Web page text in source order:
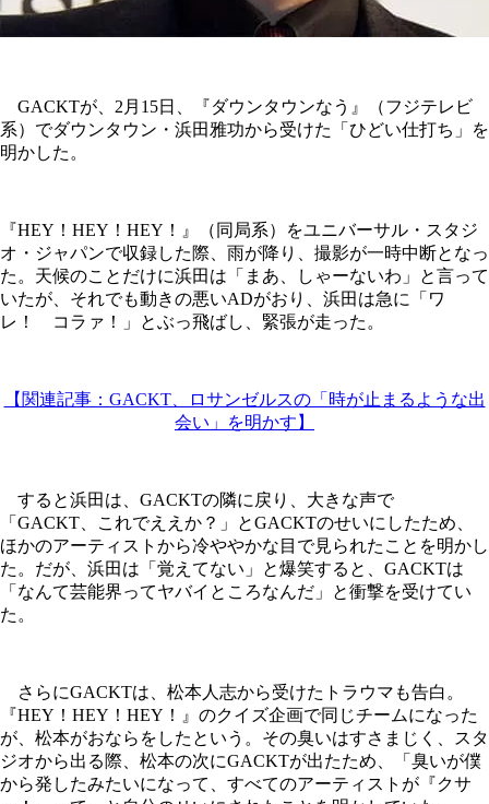
GACKTが、2月15日、『ダウンタウンなう』（フジテレビ
系）でダウンタウン・浜田雅功から受けた「ひどい仕打ち」を
明かした。
『HEY！HEY！HEY！』（同局系）をユニバーサル・スタジ
オ・ジャパンで収録した際、雨が降り、撮影が一時中断となっ
た。天候のことだけに浜田は「まあ、しゃーないわ」と言って
いたが、それでも動きの悪いADがおり、浜田は急に「ワ
レ！ コラァ！」とぶっ飛ばし、緊張が走った。
【関連記事：GACKT、ロサンゼルスの「時が止まるような出
会い」を明かす】
すると浜田は、GACKTの隣に戻り、大きな声で
「GACKT、これでええか？」とGACKTのせいにしたため、
ほかのアーティストから冷ややかな目で見られたことを明かし
た。だが、浜田は「覚えてない」と爆笑すると、GACKTは
「なんて芸能界ってヤバイところなんだ」と衝撃を受けてい
た。
さらにGACKTは、松本人志から受けたトラウマも告白。
『HEY！HEY！HEY！』のクイズ企画で同じチームになった
が、松本がおならをしたという。その臭いはすさまじく、スタ
ジオから出る際、松本の次にGACKTが出たため、「臭いが僕
から発したみたいになって、すべてのアーティストが『クサ